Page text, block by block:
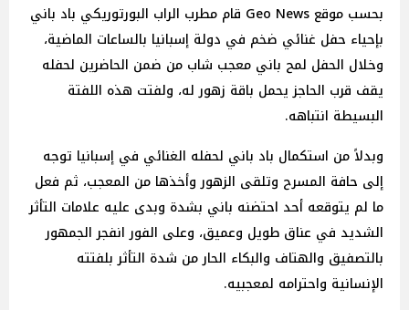
بحسب موقع Geo News قام مطرب الراب البورتوريكي باد باني
بإحياء حفل غنائي ضخم في دولة إسبانيا بالساعات الماضية،
وخلال الحفل لمح باني معجب شاب من ضمن الحاضرين لحفله
يقف قرب الحاجز يحمل باقة زهور له، ولفتت هذه اللفتة
البسيطة انتباهه.
وبدلاً من استكمال باد باني لحفله الغنائي في إسبانيا توجه
إلى حافة المسرح وتلقى الزهور وأخذها من المعجب، ثم فعل
ما لم يتوقعه أحد احتضنه باني بشدة وبدى عليه علامات التأثر
الشديد في عناق طويل وعميق، وعلى الفور انفجر الجمهور
بالتصفيق والهتاف والبكاء الحار من شدة التأثر بلفتته
الإنسانية واحترامه لمعجبيه.